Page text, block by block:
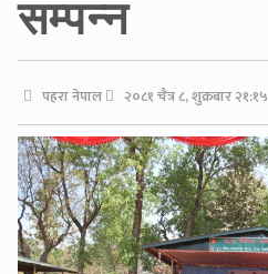
सम्पन्न
पहरा नेपाल २०८१ चैत्र ८, शुक्रबार २१:१५